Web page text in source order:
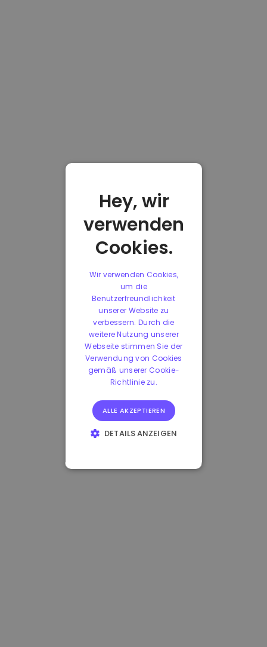
Hey, wir
verwenden
Cookies.
Wir verwenden Cookies,
um die
Benutzerfreundlichkeit
unserer Website zu
verbessern. Durch die
weitere Nutzung unserer
Webseite stimmen Sie der
Verwendung von Cookies
gemäß unserer Cookie-
Richtlinie zu.
ALLE AKZEPTIEREN
DETAILS ANZEIGEN